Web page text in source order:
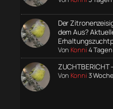
Der
dem Aus?
Von Konni 4
ZUCHTBERICHT
Von Konni 3